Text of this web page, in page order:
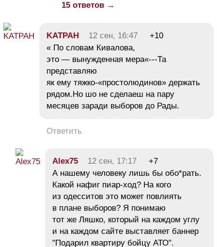
15 ответов →
KATPAH 12 сен, 16:47
+10
« По словам Кивалова,
это — вынужденная мера«---Та
представляю
як ему тяжко-«простолюдинов» держать
рядом.Но шо не сделаеш на пару
месяцев заради выборов до Рады.
Ответить
Alex75 12 сен, 17:17
+7
А нашему человеку лишь бы обо*рать.
Какой нафиг пиар-ход? На кого
из одесситов это может повлиять
в плане выборов? Я понимаю
тот же Ляшко, который на каждом углу
и на каждом сайте выставляет баннер
"Подарил квартиру бойцу АТО".